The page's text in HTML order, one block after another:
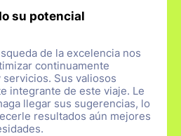
su potencial
de la excelencia nos
continuamente
Sus valiosos
integrante de este viaje. Le
llegar sus sugerencias, lo
resultados aún mejores